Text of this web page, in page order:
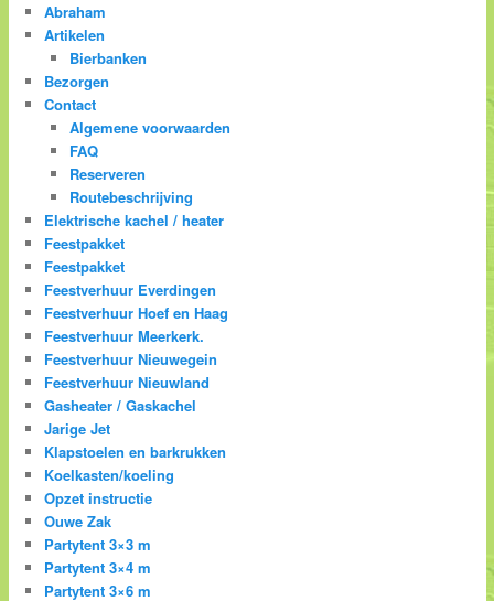
Abraham
Artikelen
Bierbanken
Bezorgen
Contact
Algemene voorwaarden
FAQ
Reserveren
Routebeschrijving
Elektrische kachel / heater
Feestpakket
Feestpakket
Feestverhuur Everdingen
Feestverhuur Hoef en Haag
Feestverhuur Meerkerk.
Feestverhuur Nieuwegein
Feestverhuur Nieuwland
Gasheater / Gaskachel
Jarige Jet
Klapstoelen en barkrukken
Koelkasten/koeling
Opzet instructie
Ouwe Zak
Partytent 3×3 m
Partytent 3×4 m
Partytent 3×6 m